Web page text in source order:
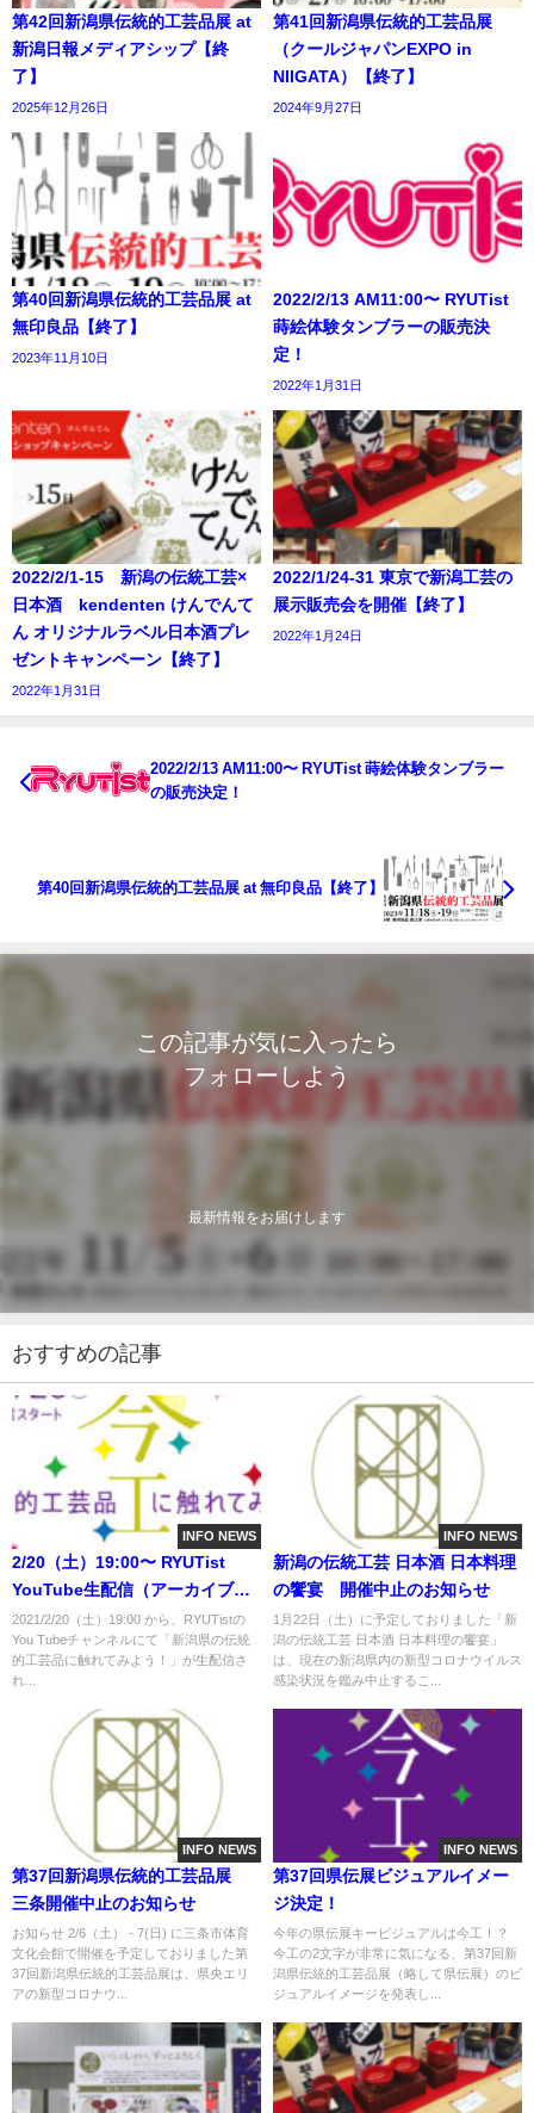
第42回新潟県伝統的工芸品展 at
新潟日報メディアシップ【終
了】
2025年12月26日
第41回新潟県伝統的工芸品展
（クールジャパンEXPO in
NIIGATA）【終了】
2024年9月27日
第40回新潟県伝統的工芸品展 at
無印良品【終了】
2023年11月10日
2022/2/13 AM11:00〜 RYUTist
蒔絵体験タンブラーの販売決
定！
2022年1月31日
2022/2/1-15 新潟の伝統工芸×
日本酒 kendenten けんでんて
ん オリジナルラベル日本酒プレ
ゼントキャンペーン【終了】
2022年1月31日
2022/1/24-31 東京で新潟工芸の
展示販売会を開催【終了】
2022年1月24日
2022/2/13 AM11:00〜 RYUTist 蒔絵体験タンブラー
の販売決定！
第40回新潟県伝統的工芸品展 at 無印良品【終了】
この記事が気に入ったら
フォローしよう
最新情報をお届けします
おすすめの記事
INFO NEWS
2/20（土）19:00〜 RYUTist
YouTube生配信（アーカイブ配
信あり）
2021/2/20（土）19:00 から、RYUTistの
You Tubeチャンネルにて「新潟県の伝統
的工芸品に触れてみよう！」が生配信さ
れ...
INFO NEWS
新潟の伝統工芸 日本酒 日本料理
の饗宴 開催中止のお知らせ
1月22日（土）に予定しておりました「新
潟の伝統工芸 日本酒 日本料理の饗宴」
は、現在の新潟県内の新型コロナウイルス
感染状況を鑑み中止するこ...
INFO NEWS
第37回新潟県伝統的工芸品展
三条開催中止のお知らせ
お知らせ 2/6（土） - 7(日) に三条市体育
文化会館で開催を予定しておりました第
37回新潟県伝統的工芸品展は、県央エリ
アの新型コロナウ...
INFO NEWS
第37回県伝展ビジュアルイメー
ジ決定！
今年の県伝展キービジュアルは今工！？
今工の2文字が非常に気になる、第37回新
潟県伝統的工芸品展（略して県伝展）のビ
ジュアルイメージを発表し...